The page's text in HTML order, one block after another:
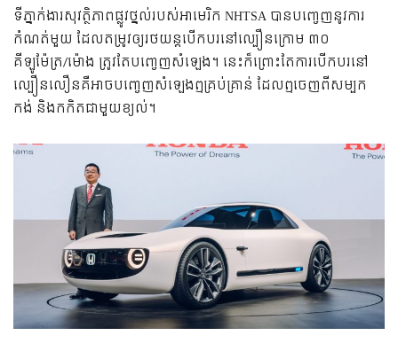
ទីភ្នាក់ងារ​សុវត្ថិភាព​ផ្លូវ​ថ្នល់​របស់​អាមេរិក NHTSA បាន​បញ្ចេញ​នូវ​ការ​
កំណត់​មួយ ដែល​តម្រូវ​ឲ្យ​រថយន្ត​បើកបរ​នៅ​ល្បឿន​ក្រោម​ ៣០
គីឡូម៉ែត្រ/ម៉ោង ត្រូវ​តែ​បញ្ចេញ​សំឡេង។ នេះ​ក៏​ព្រោះ​តែ​ការ​បើកបរ​នៅ​
ល្បឿន​លឿន​គឺ​អាច​បញ្ចេញ​សំឡេង​ឮ​គ្រប់​គ្រាន់ ដែល​ឮ​ចេញ​ពី​សម្បក​
កង់ និង​កកិត​ជា​មួយ​ខ្យល់។